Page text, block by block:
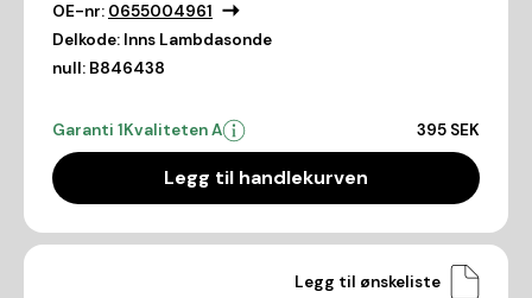
OE-nr: 0655004961
Delkode: Inns Lambdasonde
null: B846438
Garanti 1Kvaliteten A 395 SEK
Legg til handlekurven
Legg til ønskeliste